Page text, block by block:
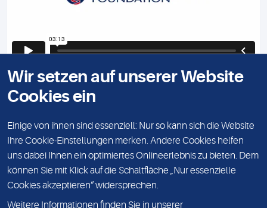
Video zur Sonic Healthcare Foundation
Erfahren Sie mehr über die wichtige Arbeit, die von der
geleistet wird.
KONTAKT
LEISTUNGSSPEKTRUM
Wir setzen auf unserer Website
Cookies ein
Einige von ihnen sind essenziell: Nur so kann sich die Website
Ihre Cookie-Einstellungen merken. Andere Cookies helfen
uns dabei Ihnen ein optimiertes Onlineerlebnis zu bieten. Dem
können Sie mit Klick auf die Schaltfläche „Nur essenzielle
Cookies akzeptieren“ widersprechen.
Weitere Informationen finden Sie in unserer